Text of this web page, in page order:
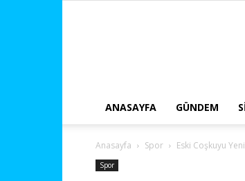
ANASAYFA GÜNDEM
Anasayfa Spor Eski Coşkuyu
Spor